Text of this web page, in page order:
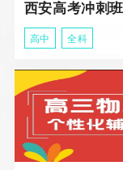
高中 全科